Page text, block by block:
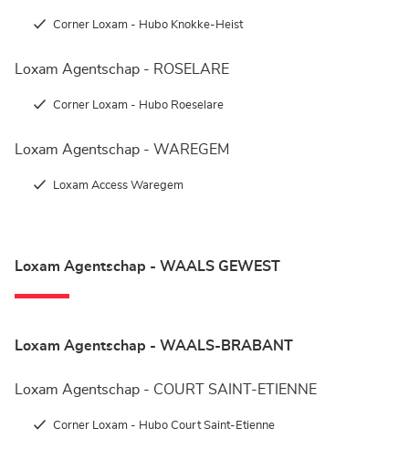
Corner Loxam - Hubo Knokke-Heist
Loxam Agentschap - ROSELARE
Corner Loxam - Hubo Roeselare
Loxam Agentschap - WAREGEM
Loxam Access Waregem
Loxam Agentschap - WAALS GEWEST
Loxam Agentschap - WAALS-BRABANT
Loxam Agentschap - COURT SAINT-ETIENNE
Corner Loxam - Hubo Court Saint-Etienne